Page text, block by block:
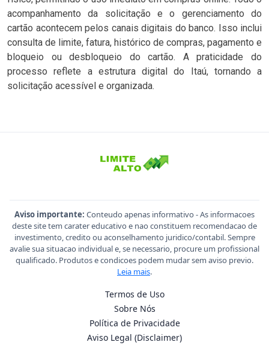
acompanhamento da solicitação e o gerenciamento do
cartão acontecem pelos canais digitais do banco. Isso inclui
consulta de limite, fatura, histórico de compras, pagamento e
bloqueio ou desbloqueio do cartão. A praticidade do
processo reflete a estrutura digital do Itaú, tornando a
solicitação acessível e organizada.
Aviso importante: Conteudo apenas informativo - As informacoes
deste site tem carater educativo e nao constituem recomendacao de
investimento, credito ou aconselhamento juridico/contabil. Sempre
avalie sua situacao individual e, se necessario, procure um profissional
qualificado. Produtos e condicoes podem mudar sem aviso previo.
Leia mais.
Termos de Uso
Sobre Nós
Política de Privacidade
Aviso Legal (Disclaimer)